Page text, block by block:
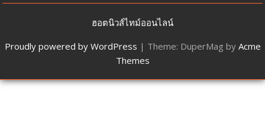
ฮอตนิวส์ไทม์ออนไลน์
Proudly powered by WordPress | Theme: DuperMag by Acme
Themes